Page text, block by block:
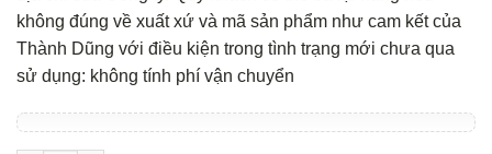
không đúng về xuất xứ và mã sản phẩm như cam kết của
Thành Dũng với điều kiện trong tình trạng mới chưa qua
sử dụng: không tính phí vận chuyển